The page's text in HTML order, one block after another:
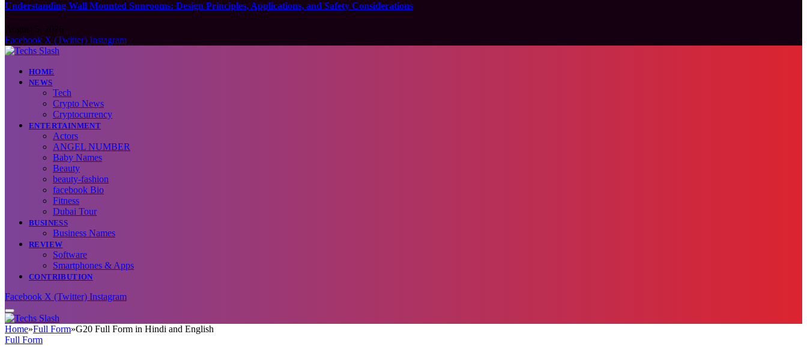
Understanding Wall Mounted Sunrooms: Design Principles, Applications, and Safety Considerations
Facebook X (Twitter) Instagram
HOME
NEWS
Tech
Crypto News
Cryptocurrency
ENTERTAINMENT
Actors
ANGEL NUMBER
Baby Names
Beauty
beauty-fashion
facebook Bio
Fitness
Dubai Tour
BUSINESS
Business Names
REVIEW
Software
Smartphones & Apps
CONTRIBUTION
Facebook X (Twitter) Instagram
Home»Full Form»G20 Full Form in Hindi and English
Full Form